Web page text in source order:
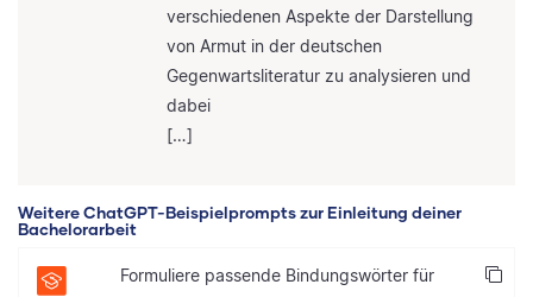
verschiedenen Aspekte der Darstellung
von Armut in der deutschen
Gegenwartsliteratur zu analysieren und
dabei
[…]
Weitere ChatGPT-Beispielprompts zur Einleitung deiner
Bachelorarbeit
Formuliere passende Bindungswörter für